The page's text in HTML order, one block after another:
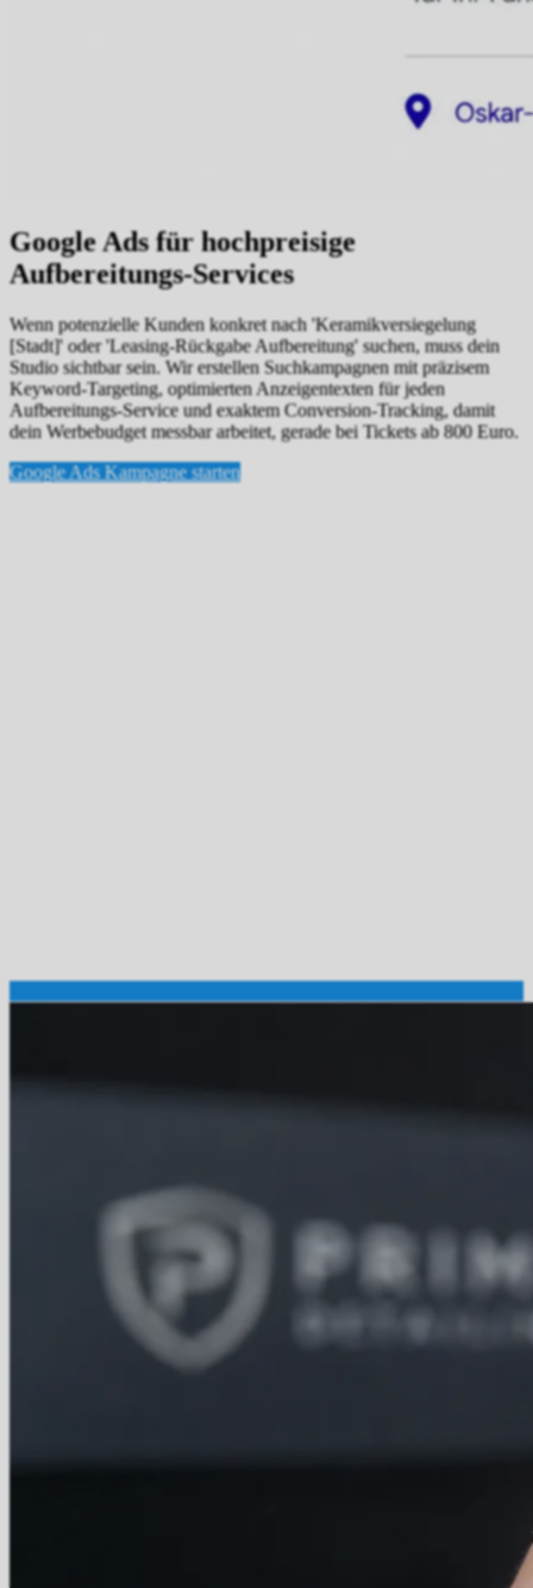
Google Ads für hochpreisige
Aufbereitungs-Services
Wenn potenzielle Kunden konkret nach 'Keramikversiegelung
[Stadt]' oder 'Leasing-Rückgabe Aufbereitung' suchen, muss dein
Studio sichtbar sein. Wir erstellen Suchkampagnen mit präzisem
Keyword-Targeting, optimierten Anzeigentexten für jeden
Aufbereitungs-Service und exaktem Conversion-Tracking, damit
dein Werbebudget messbar arbeitet, gerade bei Tickets ab 800 Euro.
Google Ads Kampagne starten